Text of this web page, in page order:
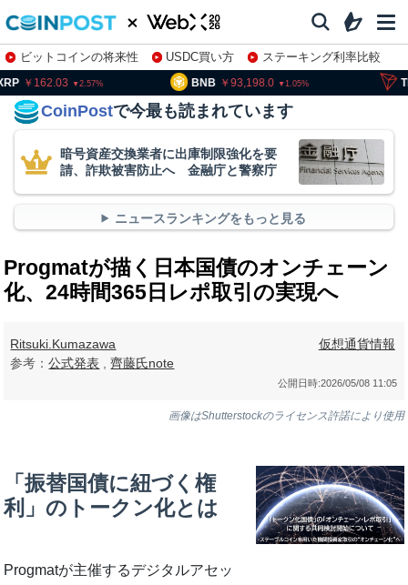
ビットコインの将来性 USDC買い方
ステーキング利率比較
株特集・関連銘柄
2.57 BNB 93,198.0 1.05 TRX
CoinPostで今最も読まれています
暗号資産交換業者に出庫制限強化を要
請、詐欺被害防止へ 金融庁と警察庁
ニュースランキングをもっと見る
Progmatが描く日本国債のオンチェーン
化、24時間365日レポ取引の実現へ
Ritsuki.Kumazawa
参考：公式発表 ,齊藤氏note
仮想通貨情報
公開日時:2026/05/08 11:05
画像はShutterstockのライセンス許諾により使用
「振替国債に紐づく権
利」のトークン化とは
Progmatが主催するデジタルアセッ